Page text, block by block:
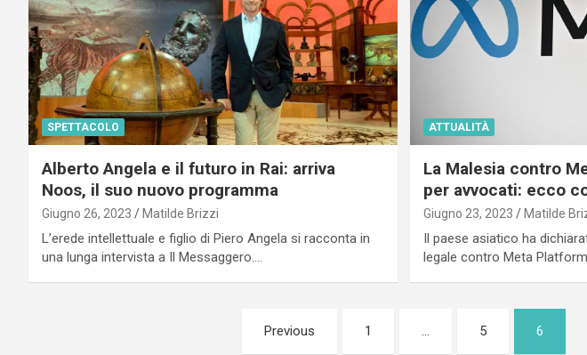
SPETTACOLO
Alberto Angela e il futuro in Rai: arriva
Noos, il suo nuovo programma
Giugno 26, 2023 Matilde Brizzi
L’erede intellettuale e figlio di Piero Angela si racconta in
una lunga intervista a Il Messaggero.…
ATTUALITÀ
La Malesia contro
per avvocati: ecco
Giugno 23, 2023 Matilde
Il paese asiatico ha
legale contro Meta
Previous 1 … 5 6